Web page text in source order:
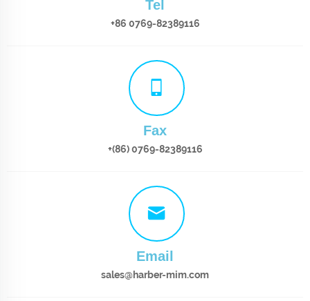
Tel
+86 0769-82389116
Fax
+(86) 0769-82389116
Email
sales@harber-mim.com